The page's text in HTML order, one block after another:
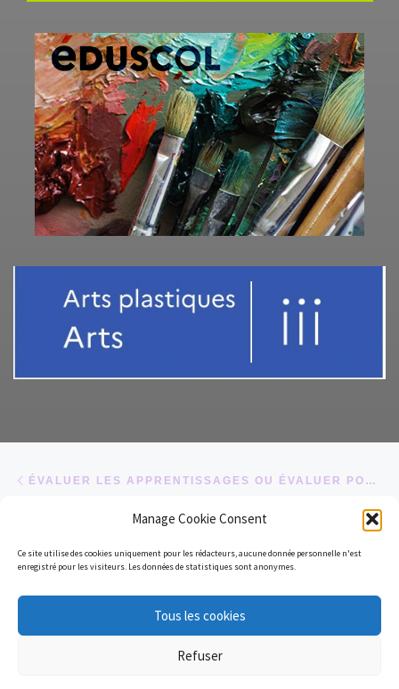
Manage Cookie Consent
Ce site utilise des cookies uniquement pour les rédacteurs, aucune donnée personnelle n'est
enregistré pour les visiteurs. Les données de statistiques sont anonymes.
Tous les cookies
Refuser
ÉVALUER LES APPRENTISSAGES OU ÉVALUER POUR APPRENDRE ?
RETOUR À LA LISTE
TABLEAU DE PROGRESSION EN TERMINALE CAV